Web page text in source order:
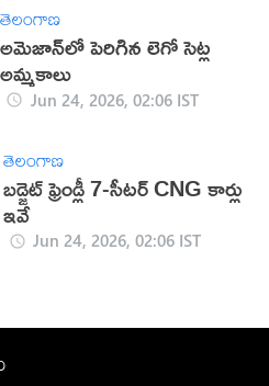
తెలంగాణ
అమెజాన్‌లో పెరిగిన లెగో సెట్ల
అమ్మకాలు
Jun 24, 2026, 02:06 IST
తెలంగాణ
బడ్జెట్ ఫ్రెండ్లీ 7-సీటర్ CNG కార్లు
ఇవే
Jun 24, 2026, 02:06 IST